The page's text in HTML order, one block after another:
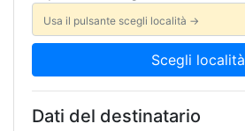
Scegli località
Dati del destinatario